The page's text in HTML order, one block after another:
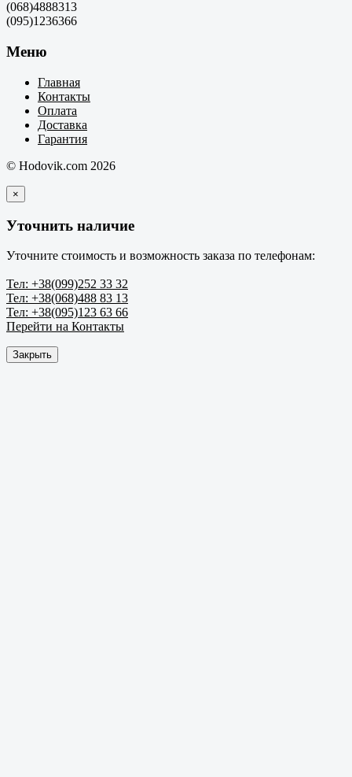
(068)4888313
(095)1236366
Меню
Главная
Контакты
Оплата
Доставка
Гарантия
© Hodovik.com 2026
×
Уточнить наличие
Уточните стоимость и возможность заказа по телефонам:
Тел: +38(099)252 33 32
Тел: +38(068)488 83 13
Тел: +38(095)123 63 66
Перейти на Контакты
Закрыть